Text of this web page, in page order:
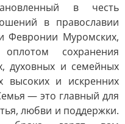
в честь
в православии
Февронии Муромских,
сохранения
духовных и семейных
высоких и искренних
— это главный для
любви и поддержки.